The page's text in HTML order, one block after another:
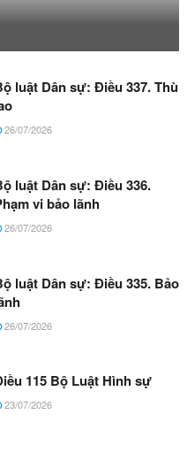
luật Dân sự: Điều 337. Thù
26/07/2026
luật Dân sự: Điều 336.
vi bảo lãnh
26/07/2026
luật Dân sự: Điều 335. Bảo
26/07/2026
115 Bộ Luật Hình sự
23/07/2026